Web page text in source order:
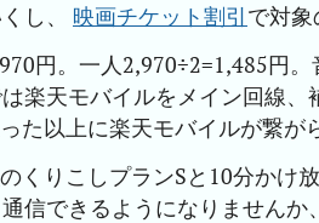
し、 映画チケット割引で対象
円。一人2,970÷2=1,485円
楽天モバイルをメイン回線、
た以上に楽天モバイルが繋が
のくりこしプランSと10分かけ
信できるようになりません